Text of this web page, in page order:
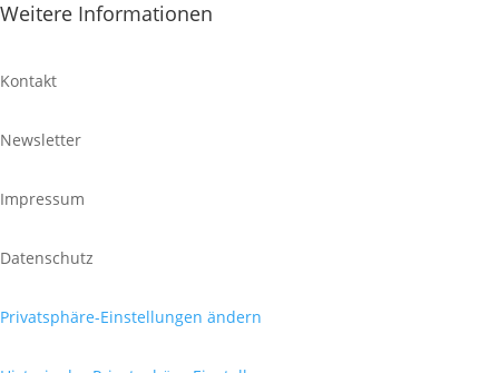
Weitere Informationen
Kontakt
Newsletter
Impressum
Datenschutz
Privatsphäre-Einstellungen ändern